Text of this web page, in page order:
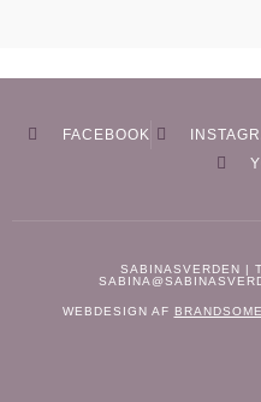
FACEBOOK
SABINASVERDEN |
WEBDESIGN AF BRANDSOME